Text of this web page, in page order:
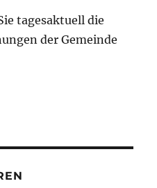
tagesaktuell die
der Gemeinde